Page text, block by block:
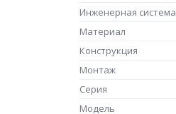
Инженерная система
Материал
Конструкция
Монтаж
Серия
Модель